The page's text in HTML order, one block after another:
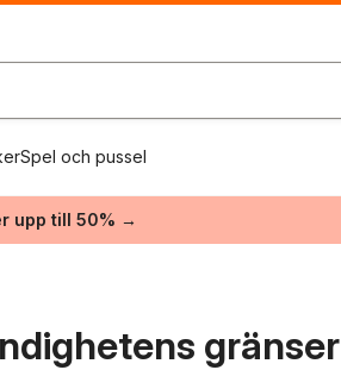
Spel och pussel
upp till 50% →
gränser